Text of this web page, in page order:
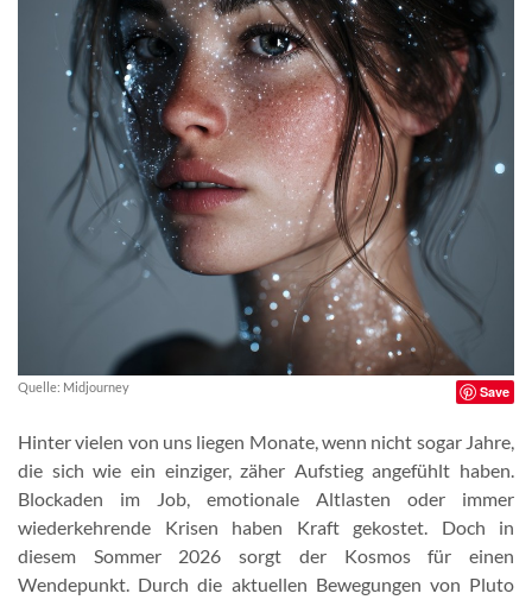
Quelle: Midjourney Save
Hinter vielen von uns liegen Monate, wenn nicht sogar Jahre,
die sich wie ein einziger, zäher Aufstieg angefühlt haben.
Blockaden im Job, emotionale Altlasten oder immer
wiederkehrende Krisen haben Kraft gekostet. Doch in
diesem Sommer 2026 sorgt der Kosmos für einen
Wendepunkt. Durch die aktuellen Bewegungen von Pluto